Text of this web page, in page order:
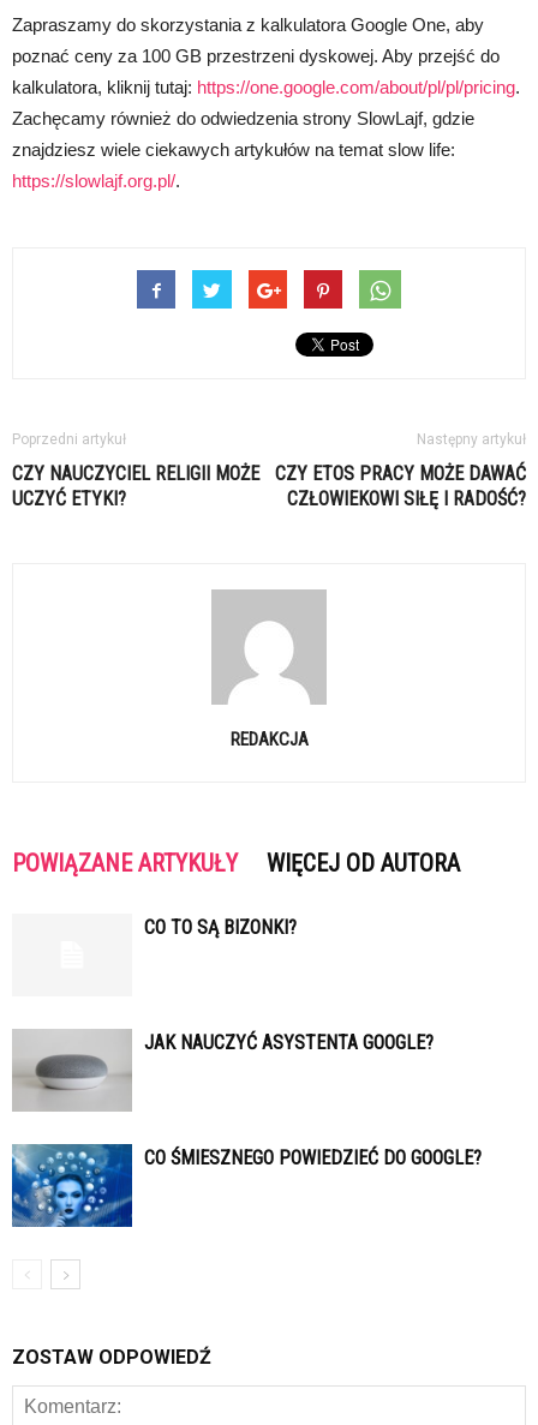
Zapraszamy do skorzystania z kalkulatora Google One, aby
poznać ceny za 100 GB przestrzeni dyskowej. Aby przejść do
kalkulatora, kliknij tutaj: https://one.google.com/about/pl/pl/pricing.
Zachęcamy również do odwiedzenia strony SlowLajf, gdzie
znajdziesz wiele ciekawych artykułów na temat slow life:
https://slowlajf.org.pl/.
Poprzedni artykuł
CZY NAUCZYCIEL RELIGII MOŻE
UCZYĆ ETYKI?
Następny artykuł
CZY ETOS PRACY MOŻE DAWAĆ
CZŁOWIEKOWI SIŁĘ I RADOŚĆ?
REDAKCJA
POWIĄZANE ARTYKUŁY WIĘCEJ OD AUTORA
CO TO SĄ BIZONKI?
JAK NAUCZYĆ ASYSTENTA GOOGLE?
CO ŚMIESZNEGO POWIEDZIEĆ DO GOOGLE?
ZOSTAW ODPOWIEDŹ